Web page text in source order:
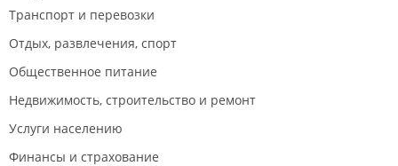
Транспорт и перевозки
Отдых, развлечения, спорт
Общественное питание
Недвижимость, строительство и ремонт
Услуги населению
Финансы и страхование